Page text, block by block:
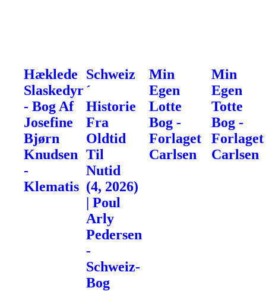
Hæklede
Slaskedyr
- Bog Af
Josefine
Bjørn
Knudsen
-
Klematis
Schweiz
´
Historie
Fra
Oldtid
Til
Nutid
(4, 2026)
| Poul
Arly
Pedersen
-
Schweiz-
Bog
Min
Egen
Lotte
Bog -
Forlaget
Carlsen
Min
Egen
Totte
Bog -
Forlaget
Carlsen